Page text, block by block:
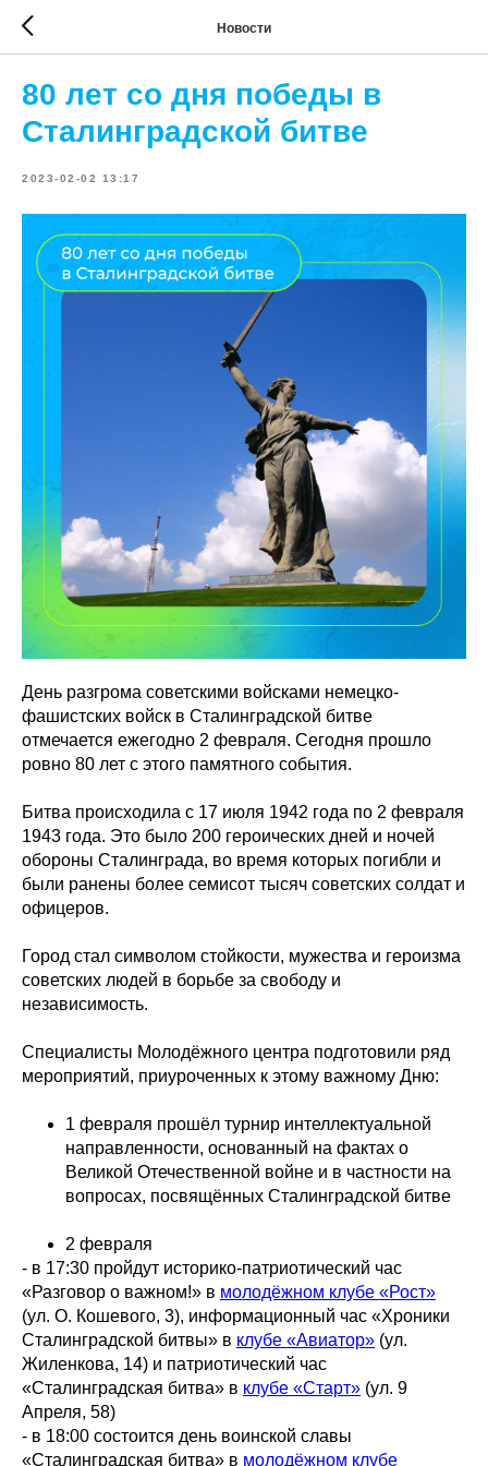
Новости
80 лет со дня победы в
Сталинградской битве
2023-02-02 13:17
День разгрома советскими войсками немецко-
фашистских войск в Сталинградской битве
отмечается ежегодно 2 февраля. Сегодня прошло
ровно 80 лет с этого памятного события.
Битва происходила с 17 июля 1942 года по 2 февраля
1943 года. Это было 200 героических дней и ночей
обороны Сталинграда, во время которых погибли и
были ранены более семисот тысяч советских солдат и
офицеров.
Город стал символом стойкости, мужества и героизма
советских людей в борьбе за свободу и
независимость.
Специалисты Молодёжного центра подготовили ряд
мероприятий, приуроченных к этому важному Дню:
1 февраля прошёл турнир интеллектуальной
направленности, основанный на фактах о
Великой Отечественной войне и в частности на
вопросах, посвящённых Сталинградской битве
2 февраля
- в 17:30 пройдут историко-патриотический час
«Разговор о важном!» в молодёжном клубе «Рост»
(ул. О. Кошевого, 3), информационный час «Хроники
Сталинградской битвы» в клубе «Авиатор» (ул.
Жиленкова, 14) и патриотический час
«Сталинградская битва» в клубе «Старт» (ул. 9
Апреля, 58)
- в 18:00 состоится день воинской славы
«Сталинградская битва» в молодёжном клубе